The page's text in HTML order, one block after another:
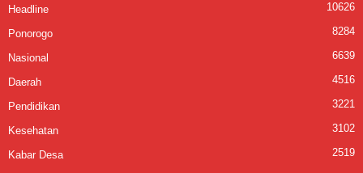
Headline 10626
Ponorogo 8284
Nasional 6639
Daerah 4516
Pendidikan 3221
Kesehatan 3102
Kabar Desa 2519